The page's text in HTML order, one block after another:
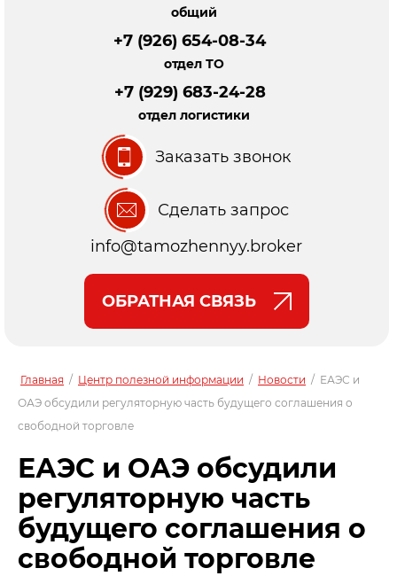
общий
+7 (926) 654-08-34
отдел ТО
+7 (929) 683-24-28
отдел логистики
Заказать звонок
Сделать запрос
info@tamozhennyy.broker
ОБРАТНАЯ СВЯЗЬ
Главная / Центр полезной информации / Новости / ЕАЭС и
ОАЭ обсудили регуляторную часть будущего соглашения о
свободной торговле
ЕАЭС и ОАЭ обсудили
регуляторную часть
будущего соглашения о
свободной торговле